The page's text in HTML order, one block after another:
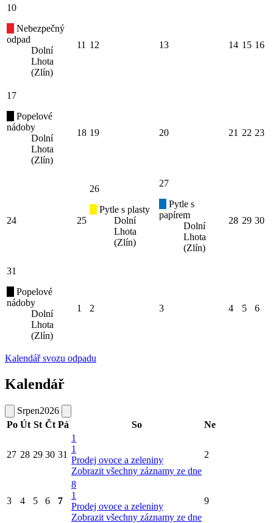
10
Nebezpečný
odpad
Dolní
Lhota
(Zlín)
11 12 13 14 15 16
17
Popelové
nádoby
Dolní
Lhota
(Zlín)
18 19 20 21 22 23
24 25
26
Pytle s plasty
Dolní
Lhota
(Zlín)
27
Pytle s
papírem
Dolní
Lhota
(Zlín)
28 29 30
31
Popelové
nádoby
Dolní
Lhota
(Zlín)
1 2 3 4 5 6
Kalendář svozu odpadu
Kalendář
Srpen2026
Po Út St Čt Pá So Ne
27 28 29 30 31
1
1
Prodej ovoce a zeleniny
Zobrazit všechny záznamy ze dne
2
3 4 5 6 7
8
1
Prodej ovoce a zeleniny
Zobrazit všechny záznamy ze dne
9